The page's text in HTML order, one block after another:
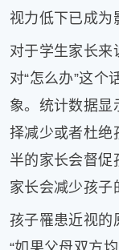
视力低下已成为
对于学生家长来
对“怎么办”这个
象。统计数据显
择减少或者杜绝
半的家长会督促
家长会减少孩子
孩子罹患近视的